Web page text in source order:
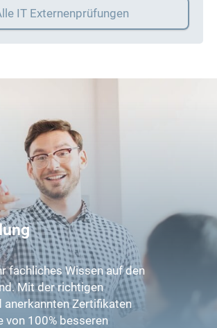
IT Externenprüfungen
fachliches Wissen auf den
Mit der richtigen
anerkannten Zertifikaten
von 100% besseren